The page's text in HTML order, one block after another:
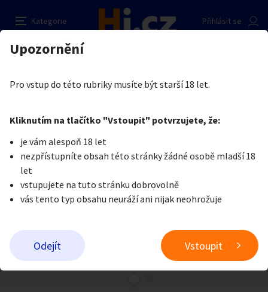
Kategorie
Přihlásit se
Auto-moto
Reality a bydlení Seznamka
Zvířata
Stroje a nářadí PC a elektro Sport a hobby
Sběratelství
Přidat inzerát
Erotika Práce v erotice
Je nám líto, ale tenhle inzerát již není aktuální.
Nejluxusnější privát v Brně
Prodávající
Pošlete uživateli zprávu
Nahlásit inzerát
Upozornění
Pro vstup do této rubriky musíte být starší 18 let.
Kliknutím na tlačítko "Vstoupit" potvrzujete, že:
je vám alespoň 18 let
nezpřístupníte obsah této stránky žádné osobě mladší 18
let
vstupujete na tuto stránku dobrovolně
vás tento typ obsahu neuráží ani nijak neohrožuje
Odejít Vstoupit